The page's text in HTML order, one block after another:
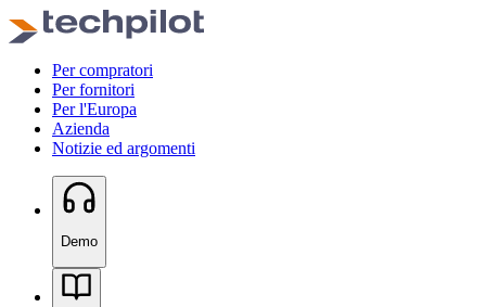
Per compratori
Per fornitori
Per l'Europa
Azienda
Notizie ed argomenti
Demo